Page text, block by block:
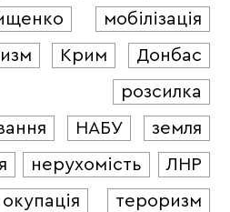
мобілізація
Крим
Донбас
розсилка
НАБУ
земля
нерухомість
ЛНР
окупація
тероризм